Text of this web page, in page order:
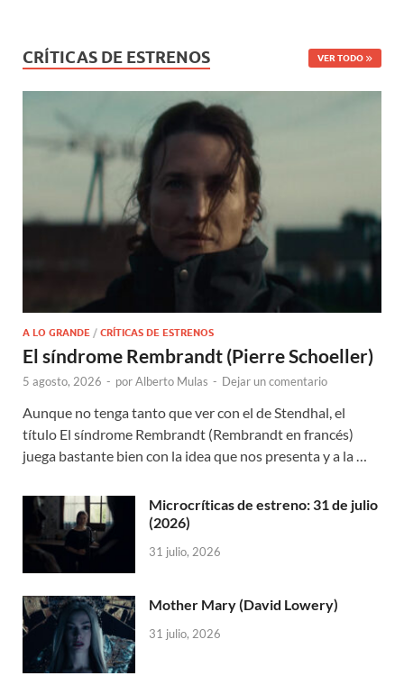
CRÍTICAS DE ESTRENOS VER TODO
A LO GRANDE / CRÍTICAS DE ESTRENOS
El síndrome Rembrandt (Pierre Schoeller)
5 agosto, 2026 - porAlberto Mulas - Dejar un comentario
Aunque no tenga tanto que ver con el de Stendhal, el
título El síndrome Rembrandt (Rembrandt en francés)
juega bastante bien con la idea que nos presenta y a la …
Microcríticas de estreno: 31 de julio
(2026)
31 julio, 2026
Mother Mary (David Lowery)
31 julio, 2026